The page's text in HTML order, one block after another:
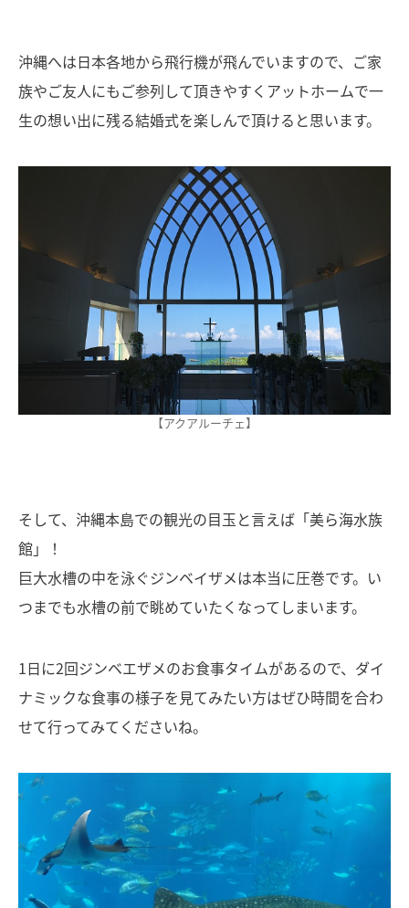
沖縄へは日本各地から飛行機が飛んでいますので、ご家
族やご友人にもご参列して頂きやすくアットホームで一
生の想い出に残る結婚式を楽しんで頂けると思います。
【アクアルーチェ】
そして、沖縄本島での観光の目玉と言えば「美ら海水族
館」！
巨大水槽の中を泳ぐジンベイザメは本当に圧巻です。い
つまでも水槽の前で眺めていたくなってしまいます。
1日に2回ジンベエザメのお食事タイムがあるので、ダイ
ナミックな食事の様子を見てみたい方はぜひ時間を合わ
せて行ってみてくださいね。